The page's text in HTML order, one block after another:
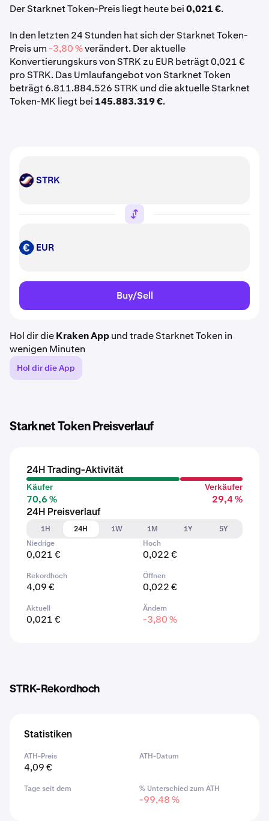
Der Starknet Token-Preis liegt heute bei0,021 €.
In den letzten 24 Stunden hat sich der Starknet Token-
Preis um-3,80 %verändert. Der aktuelle
Konvertierungskurs von STRK zu EUR beträgt 0,021 €
pro STRK. Das Umlaufangebot von Starknet Token
beträgt 6.811.884.526 STRK und die aktuelle Starknet
Token-MK liegt bei 145.883.319 €.
STRK STRK
EUR EUR
Buy/Sell
Hol dir dieKraken Appund trade Starknet Token in
wenigen Minuten
Hol dir die App
Starknet Token Preisverlauf
24H Trading-Aktivität
Käufer
70,6 %
Verkäufer
29,4 %
24H Preisverlauf
1H
24H 1W 1M 1Y
5Y
Niedrige
0,021 €
Hoch
0,022 €
Rekordhoch
4,09 €
Öffnen
0,022 €
Aktuell
0,021 €
Ändern
-3,80 %
STRK-Rekordhoch
Statistiken
ATH-Preis
4,09 €
ATH-Datum
Tage seit dem % Unterschied zum ATH
-99,48 %